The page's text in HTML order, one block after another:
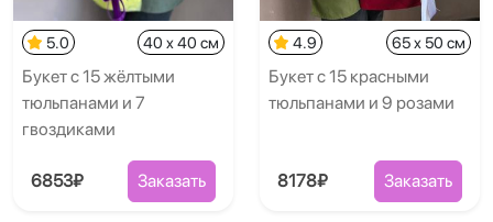
5.0 40 x 40 см
Букет с 15 жёлтыми
тюльпанами и 7
гвоздиками
6853₽ Заказать
4.9 65 x 50 см
Букет с 15 красными
тюльпанами и 9 розами
8178₽ Заказать